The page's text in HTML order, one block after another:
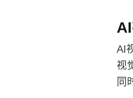
AI
视
同